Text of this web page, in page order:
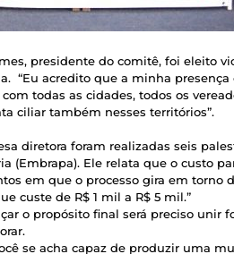
presidente do comitê, foi eleito
“Eu acredito que a minha
todas as cidades, todos os
ciliar também nesses territórios”.
diretora foram realizadas seis
(Embrapa). Ele relata que o custo
em que o processo gira em torno
custe de R$ 1 mil a R$ 5 mil.”
o propósito final será preciso
se acha capaz de produzir uma